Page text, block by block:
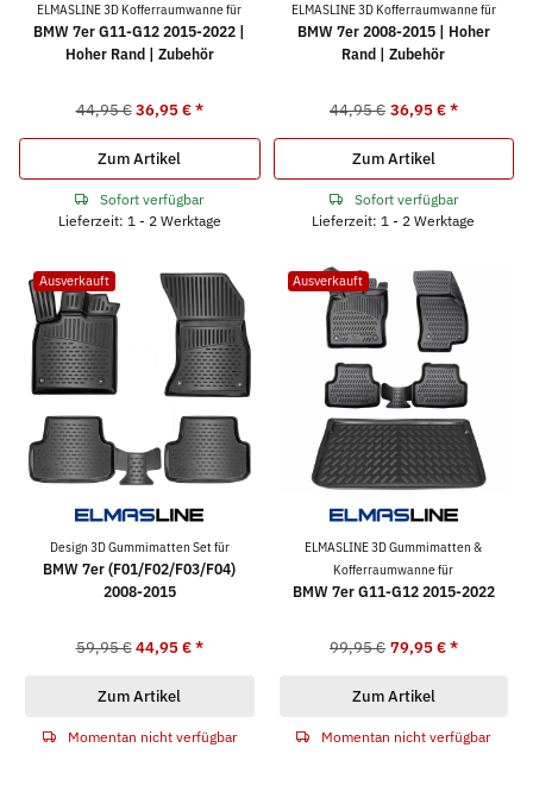
ELMASLINE 3D Kofferraumwanne für
BMW 7er G11-G12 2015-2022 |
Hoher Rand | Zubehör
44,95 € 36,95 €*
Zum Artikel
Sofort verfügbar
Lieferzeit: 1 - 2 Werktage
ELMASLINE 3D Kofferraumwanne für
BMW 7er 2008-2015 | Hoher
Rand | Zubehör
44,95 € 36,95 €*
Zum Artikel
Sofort verfügbar
Lieferzeit: 1 - 2 Werktage
Ausverkauft
Design 3D Gummimatten Set für
BMW 7er (F01/F02/F03/F04)
2008-2015
59,95 € 44,95 €*
Zum Artikel
Momentan nicht verfügbar
Ausverkauft
ELMASLINE 3D Gummimatten &
Kofferraumwanne für
BMW 7er G11-G12 2015-2022
99,95 € 79,95 €*
Zum Artikel
Momentan nicht verfügbar